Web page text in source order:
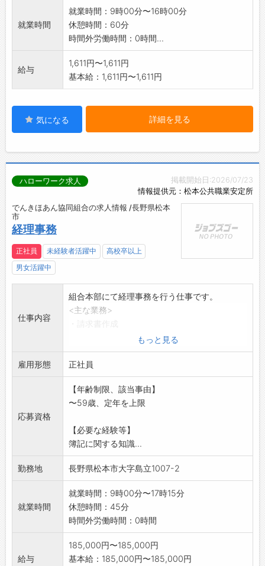
就業時間
就業時間：9時00分〜16時00分
休憩時間：60分
時間外労働時間：0時間...
給与
1,611円〜1,611円
基本給：1,611円〜1,611円
気になる 詳細を見る
掲載開始日:2026/07/23
情報提供元：松本公共職業安定所
ハローワーク求人
でんきほあん協同組合の求人情報 /長野県松本
市
経理事務
正社員 未経験者活躍中
高校卒以上
男女活躍中
仕事内容
組合本部にて経理事務を行う仕事です。
<主な業務>
・入金ソフトへの入力作業
・会計ソフトへの入力作業
・普通預金の管理
・会計資料の作成
・電話対応
一人での業務になります。
*変更の範囲:組合の定める業務
もっと見る
雇用形態 正社員
応募資格
【年齢制限、該当事由】
〜59歳、定年を上限
【必要な経験等】
簿記に関する知識...
勤務地 長野県松本市大字島立1007-2
就業時間
就業時間：9時00分〜17時15分
休憩時間：45分
時間外労働時間：0時間
給与
185,000円〜185,000円
基本給：185,000円〜185,000円